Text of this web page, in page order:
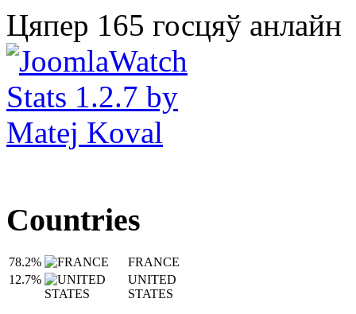
Цяпер 165 госцяў анлайн
Countries
78.2%
FRANCE
12.7%
UNITED
STATES